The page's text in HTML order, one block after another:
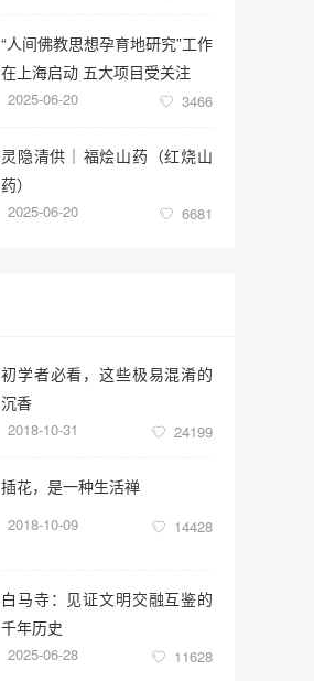
“人间佛教思想孕育地研究”工作
在上海启动 五大项目受关注
2025-06-20 3466
灵隐清供｜​福烩山药（红烧山
药）
2025-06-20 6681
初学者必看，这些极易混淆的
沉香
2018-10-31 24199
插花，是一种生活禅
2018-10-09 14428
白马寺：见证文明交融互鉴的
千年历史
2025-06-28 11628